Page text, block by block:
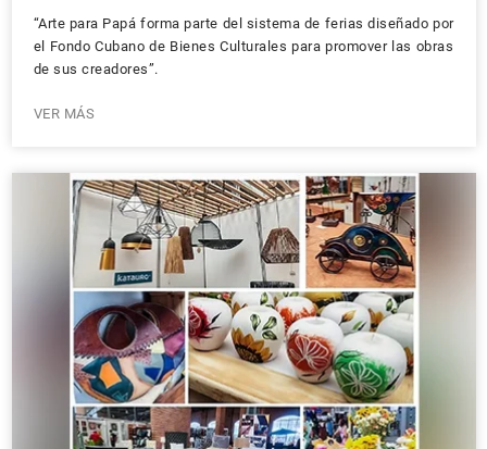
“Arte para Papá forma parte del sistema de ferias diseñado por
el Fondo Cubano de Bienes Culturales para promover las obras
de sus creadores”.
VER MÁS